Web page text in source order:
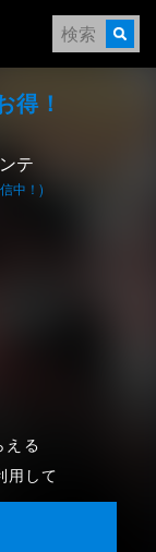
得！
テ
中！)
える
用して